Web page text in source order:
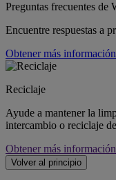
Preguntas frecuentes de
Encuentre respuestas a
Obtener más información
Reciclaje
Ayude a mantener la
intercambio o reciclaje
Obtener más información
Volver al principio